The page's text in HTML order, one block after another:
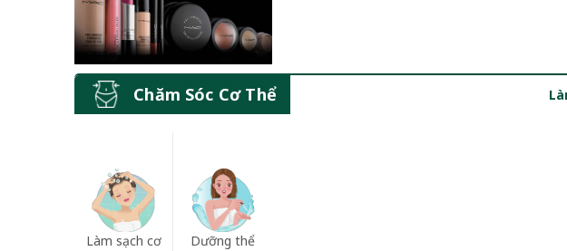
Chăm Sóc Cơ Thể
Làm sạch cơ
Dưỡng thể